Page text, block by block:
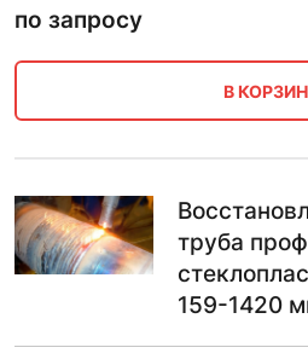
по запросу
В
труба
159-1420